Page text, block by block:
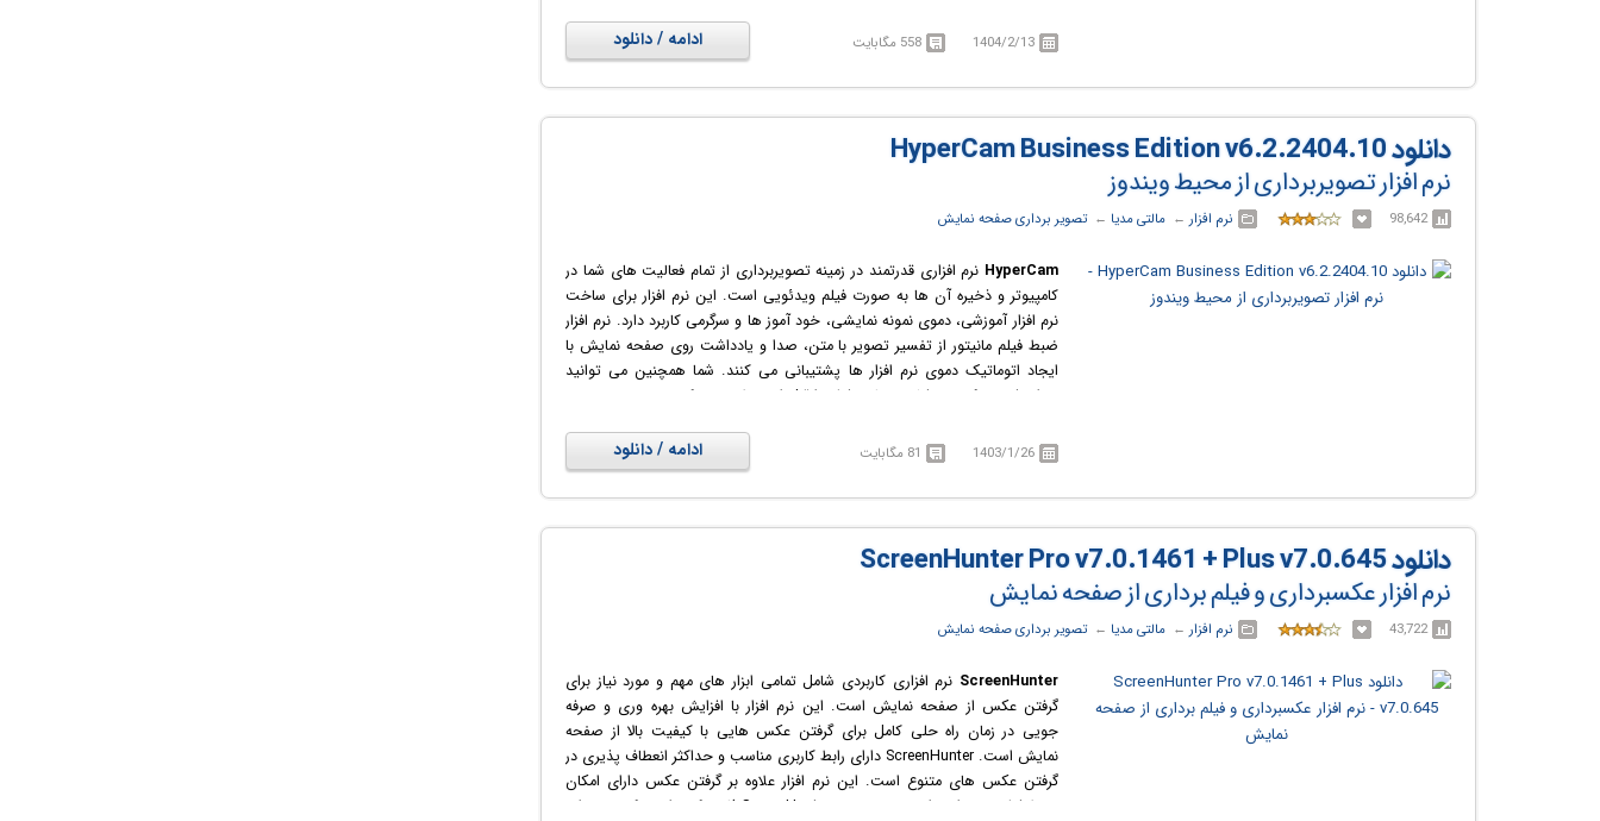
سازد تا مستقل از هر نرم افزار ویرایش فیلم دیگری بتوانید فایل های ضبط شده
خود را ویرایش کرده و اصلاح کنید. از این نرم افزار می توانید برای ضبط مصاحبه
های شغلی، ضبط مکالمات ویدئویی آنلاین یا ساخت فیلم های آموزشی کمک
بگیرید. CyberLink Screen Recorder Deluxe همچنین امکان پخش زنده از طریق
Twitch، YouTube و Facebook را نیز برای شما فراهم نموده است.
1404/2/13 558 مگابایت ادامه / دانلود
دانلود HyperCam Business Edition v6.2.2404.10
نرم افزار تصویربرداری از محیط ویندوز
98,642 نرم افزار ← ‏ مالتی مدیا ← ‏تصویر برداری صفحه نمایش
HyperCam نرم افزاری قدرتمند در زمینه تصویربرداری از تمام فعالیت های شما در
کامپیوتر و ذخیره آن ها به صورت فیلم ویدئویی است. این نرم افزار برای ساخت
نرم افزار آموزشی، دموی نمونه نمایشی، خود آموز ها و سرگرمی کاربرد دارد. نرم افزار
ضبط فیلم مانیتور از تفسیر تصویر با متن، صدا و یادداشت روی صفحه نمایش با
ایجاد اتوماتیک دموی نرم افزار ها پشتیبانی می کنند. شما همچنین می توانید
میزان فریم و کیفیت فشرده سازی فیلم را قبل از ضبط تعیین کنید.
1403/1/26 81 مگابایت ادامه / دانلود
دانلود ScreenHunter Pro v7.0.1461 + Plus v7.0.645
نرم افزار عکسبرداری و فیلم برداری از صفحه نمایش
43,722 نرم افزار ← ‏ مالتی مدیا ← ‏تصویر برداری صفحه نمایش
ScreenHunter نرم افزاری کاربردی شامل تمامی ابزار های مهم و مورد نیاز برای
گرفتن عکس از صفحه نمایش است. این نرم افزار با افزایش بهره وری و صرفه
جویی در زمان راه حلی کامل برای گرفتن عکس هایی با کیفیت بالا از صفحه
نمایش است. ScreenHunter دارای رابط کاربری مناسب و حداکثر انعطاف پذیری در
گرفتن عکس های متنوع است. این نرم افزار علاوه بر گرفتن عکس دارای امکان
ضبط فیلم و صدا نیز است. در مجموع ScreenHunter ثابت کرده است که می تواند